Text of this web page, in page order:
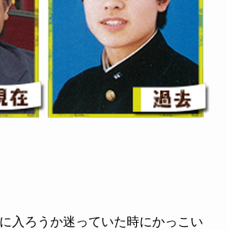
入ろうか迷っていた時にかっこい